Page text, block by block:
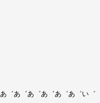
あ゛あ゛あ゛あ゛あ゛い゛